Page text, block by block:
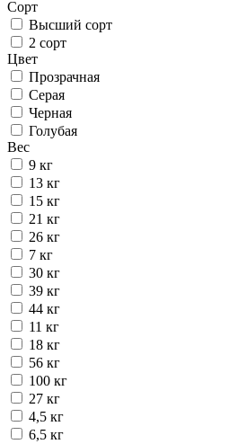
Сорт
Высший сорт
2 сорт
Цвет
Прозрачная
Серая
Черная
Голубая
Вес
9 кг
13 кг
15 кг
21 кг
26 кг
7 кг
30 кг
39 кг
44 кг
11 кг
18 кг
56 кг
100 кг
27 кг
4,5 кг
6,5 кг